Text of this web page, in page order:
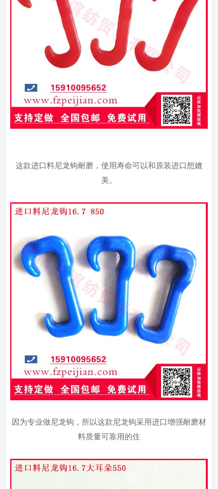
这款进口料尼龙钩耐磨，使用寿命可以和原装进口想媲
美。
因为专业做尼龙钩，所以这款尼龙钩采用进口增强耐磨材
料质量可靠用的住